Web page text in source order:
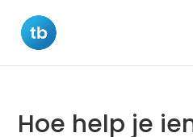
Hoe help je